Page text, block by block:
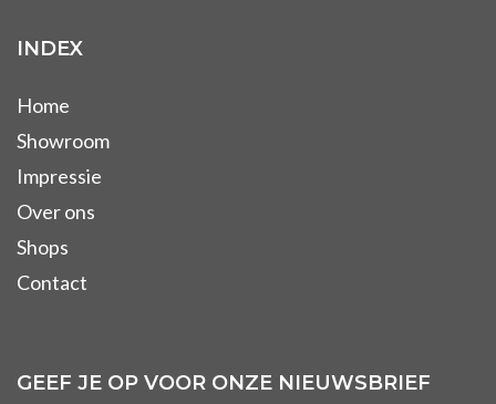
INDEX
Home
Showroom
Impressie
Over ons
Shops
Contact
GEEF JE OP VOOR ONZE NIEUWSBRIEF